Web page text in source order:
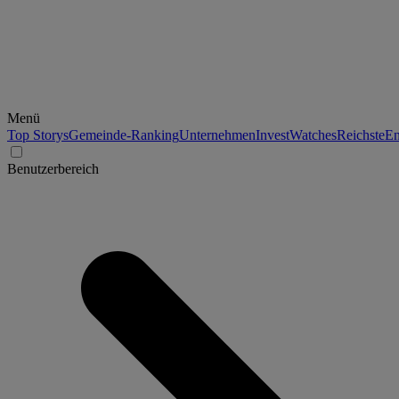
Menü
Top StorysGemeinde-RankingUnternehmenInvestWatchesReichste
Benutzerbereich